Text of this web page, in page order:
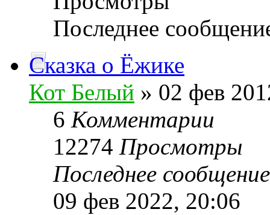
Последнее
Сказка о Ёжике
Кот Белый » 02 фев
6 Комментарии
12274 Просмотры
Последнее
09 фев 2022, 20:06